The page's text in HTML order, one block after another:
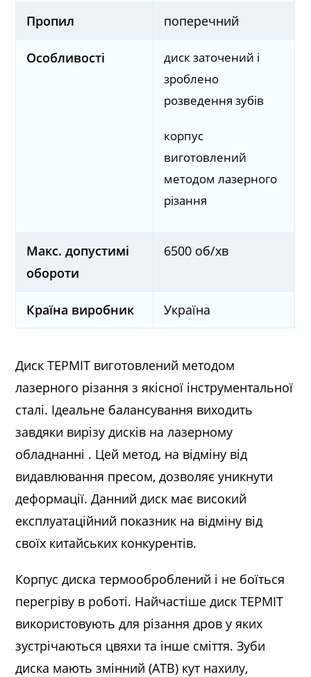
Пропил поперечний
Особливості
диск заточений і
зроблено
розведення зубів
корпус
виготовлений
методом лазерного
різання
Макс. допустимі
обороти
6500 об/хв
Країна виробник Україна
Диск ТЕРМІТ виготовлений методом
лазерного різання з якісної інструментальної
сталі. Ідеальне балансування виходить
завдяки вирізу дисків на лазерному
обладнанні . Цей метод, на відміну від
видавлювання пресом, дозволяє уникнути
деформації. Данний диск має високий
експлуатаційний показник на відміну від
своїх китайських конкурентів.
Корпус диска термооброблений і не боїться
перегріву в роботі. Найчастіше диск ТЕРМІТ
використовують для різання дров у яких
зустрічаються цвяхи та інше сміття. Зуби
диска мають змінний (ATB) кут нахилу,